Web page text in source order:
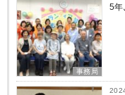
事務局
5年